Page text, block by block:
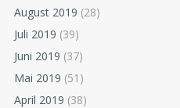
August 2019 (28)
Juli 2019 (39)
Juni 2019 (37)
Mai 2019 (51)
April 2019 (38)